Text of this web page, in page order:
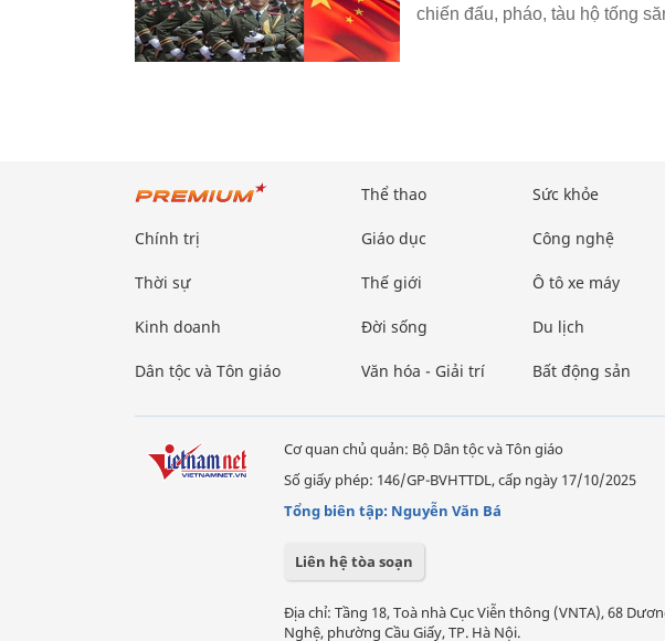
chiến đấu, pháo, tàu hộ tống
Chính trị
Thời sự
Kinh doanh
Dân tộc và Tôn giáo
Thể thao
Giáo dục
Thế giới
Đời sống
Văn hóa - Giải trí
Sức khỏe
Công nghệ
Ô tô xe máy
Du lịch
Bất động sản
Cơ quan chủ quản: Bộ Dân tộc và Tôn giáo
Số giấy phép: 146/GP-BVHTTDL, cấp ngày 17/10/2025
Tổng biên tập: Nguyễn Văn Bá
Liên hệ tòa soạn
Địa chỉ: Tầng 18, Toà nhà Cục Viễn thông (VNTA), 68
Nghệ, phường Cầu Giấy, TP. Hà Nội.